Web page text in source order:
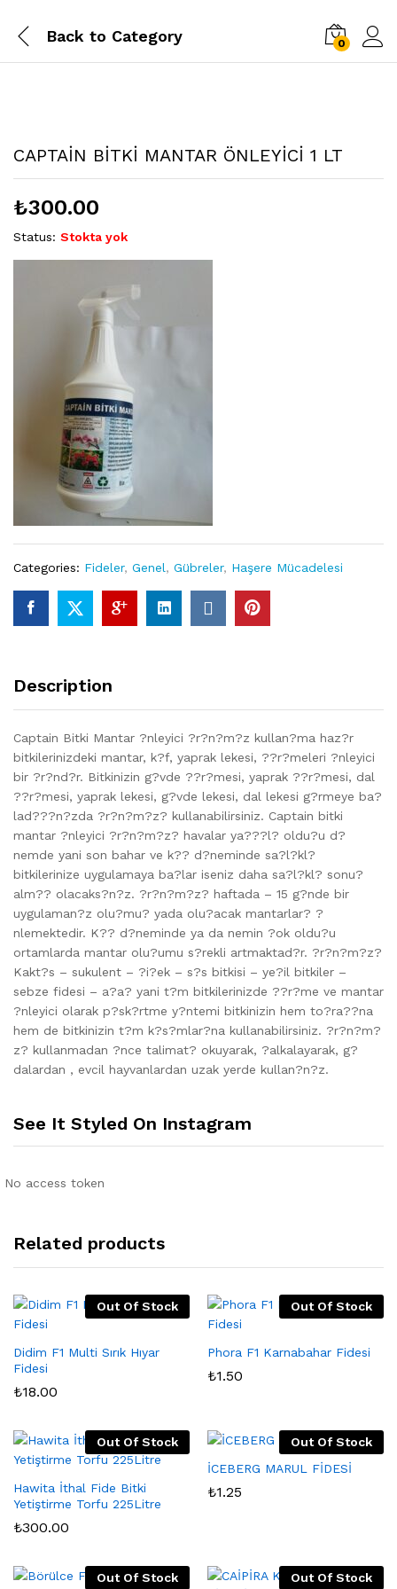
Back to Category 0
CAPTAİN BİTKİ MANTAR ÖNLEYİCİ 1 LT
₺300.00
Status: Stokta yok
Categories: Fideler, Genel, Gübreler, Haşere Mücadelesi
Description
Captain Bitki Mantar ?nleyici ?r?n?m?z kullan?ma haz?r
bitkilerinizdeki mantar, k?f, yaprak lekesi, ??r?meleri ?nleyici
bir ?r?nd?r. Bitkinizin g?vde ??r?mesi, yaprak ??r?mesi, dal
??r?mesi, yaprak lekesi, g?vde lekesi, dal lekesi g?rmeye ba?
lad???n?zda ?r?n?m?z? kullanabilirsiniz. Captain bitki
mantar ?nleyici ?r?n?m?z? havalar ya???l? oldu?u d?
nemde yani son bahar ve k?? d?neminde sa?l?kl?
bitkilerinize uygulamaya ba?lar iseniz daha sa?l?kl? sonu?
alm?? olacaks?n?z. ?r?n?m?z? haftada – 15 g?nde bir
uygulaman?z olu?mu? yada olu?acak mantarlar? ?
nlemektedir. K?? d?neminde ya da nemin ?ok oldu?u
ortamlarda mantar olu?umu s?rekli artmaktad?r. ?r?n?m?z?
Kakt?s – sukulent – ?i?ek – s?s bitkisi – ye?il bitkiler –
sebze fidesi – a?a? yani t?m bitkilerinizde ??r?me ve mantar
?nleyici olarak p?sk?rtme y?ntemi bitkinizin hem to?ra??na
hem de bitkinizin t?m k?s?mlar?na kullanabilirsiniz. ?r?n?m?
z? kullanmadan ?nce talimat? okuyarak, ?alkalayarak, g?
dalardan , evcil hayvanlardan uzak yerde kullan?n?z.
See It Styled On Instagram
No access token
Related products
Out Of Stock
Didim F1 Multi Sırık Hıyar
Fidesi
₺18.00
Out Of Stock
Phora F1 Karnabahar Fidesi
₺1.50
Out Of Stock
Hawita İthal Fide Bitki
Yetiştirme Torfu 225Litre
₺300.00
Out Of Stock
İCEBERG MARUL FİDESİ
₺1.25
Out Of Stock Out Of Stock